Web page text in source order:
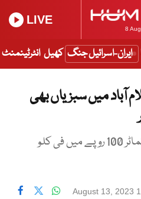
8
LIVE
ایران-اسرائیل جنگ کھیل انٹرٹینمنٹ
آباد میں سبزیاں بھی
ادرک 1020 ، لہسن 500 اور ٹماٹر 100 روپے میں فی کلو
August 13, 2023